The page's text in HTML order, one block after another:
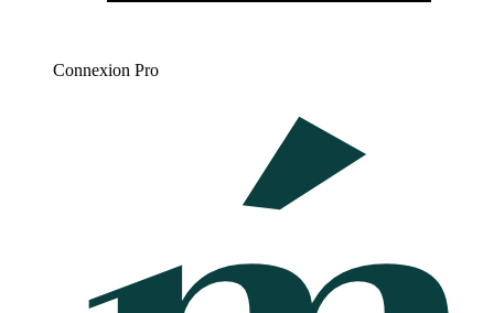
Connexion Pro